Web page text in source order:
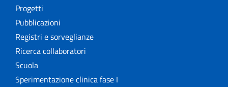
Progetti
Pubblicazioni
Registri e sorveglianze
Ricerca collaboratori
Scuola
Sperimentazione clinica fase I